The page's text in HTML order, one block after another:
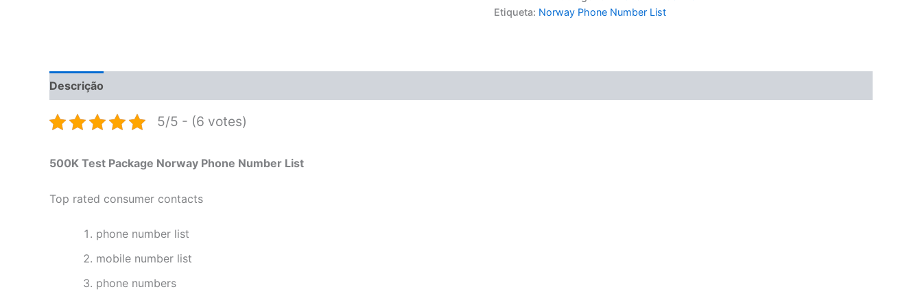
Etiqueta: Norway Phone Number List
Descrição
5/5 - (6 votes)
500K Test Package Norway Phone Number List
Top rated consumer contacts
phone number list
mobile number list
phone numbers